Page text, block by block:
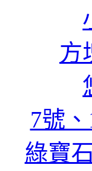
方
7號
綠寶